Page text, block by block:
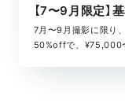
7月〜9月撮影に限り
50%offで、¥75,000